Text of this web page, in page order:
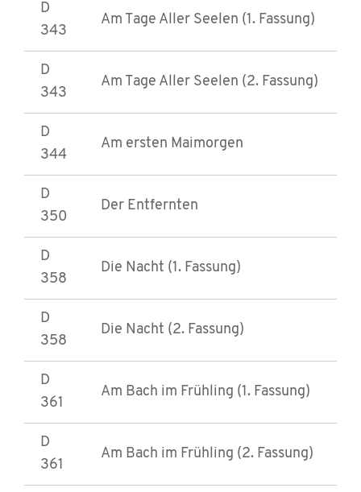
D
343
Am Tage Aller Seelen (1. Fassung)
D
343
Am Tage Aller Seelen (2. Fassung)
D
344
Am ersten Maimorgen
D
350
Der Entfernten
D
358
Die Nacht (1. Fassung)
D
358
Die Nacht (2. Fassung)
D
361
Am Bach im Frühling (1. Fassung)
D
361
Am Bach im Frühling (2. Fassung)